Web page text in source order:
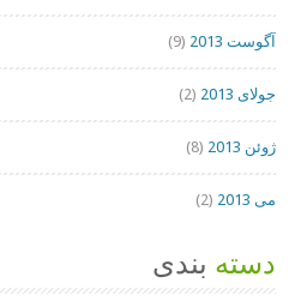
آگوست 2013 (9)
جولای 2013 (2)
ژوئن 2013 (8)
می 2013 (2)
دسته بندی